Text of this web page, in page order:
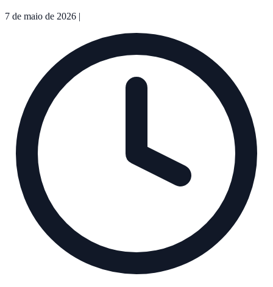
7 de maio de 2026 |